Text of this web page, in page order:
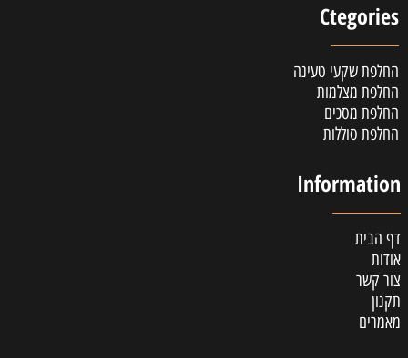
Ctegories
החלפת שקעי טעינה
החלפת מצלמות
החלפת מסכים
החלפת סוללות
Information
דף הבית
אודות
צור קשר
תקנון
מאמרים